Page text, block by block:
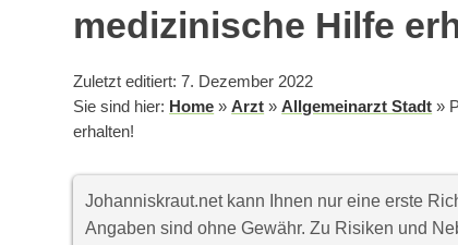
medizinische Hilfe
Zuletzt editiert: 7. Dezember 2022
Sie sind hier: Home »Arzt »Allgemeinarzt Stadt »
erhalten!
Johanniskraut.net kann Ihnen nur eine erste
Angaben sind ohne Gewähr. Zu Risiken und